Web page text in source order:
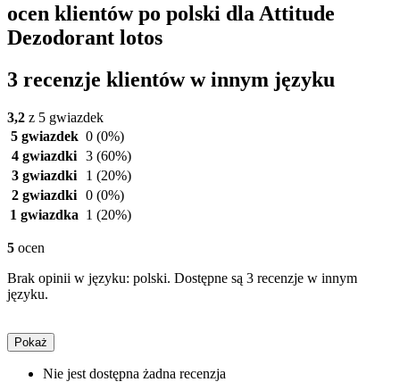
ocen klientów po polski dla Attitude
Dezodorant lotos
3 recenzje klientów w innym języku
3,2 z 5 gwiazdek
5 gwiazdek 0 (0%)
4 gwiazdki 3 (60%)
3 gwiazdki
1 (20%)
2 gwiazdki 0 (0%)
1 gwiazdka 1 (20%)
5 ocen
Brak opinii w języku: polski. Dostępne są 3 recenzje w innym
języku.
Pokaż
Nie jest dostępna żadna recenzja